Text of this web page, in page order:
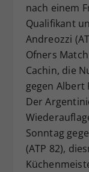
nach einem
Qualifikant
Andreozzi
Ofners
Cachin, die
gegen Albert
Der
Sonntag
(ATP 82),